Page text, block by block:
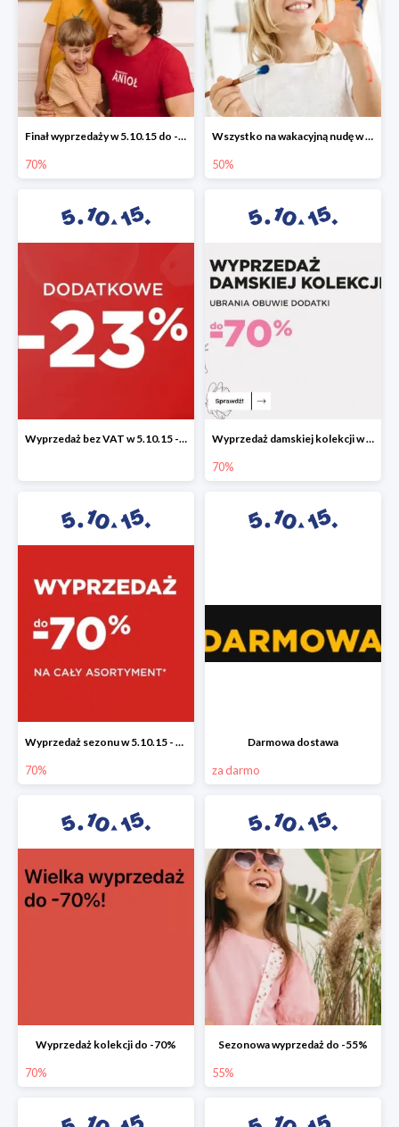
Finał wyprzedaży w 5.10.15 do -70%
70%
Wszystko na wakacyjną nudę w 5.10.15 - gry i zabawki do -50%
50%
Wyprzedaż bez VAT w 5.10.15 - dodatkowe -23% rabatu Wyprzedaż damskiej kolekcji w 5.10.15 - ubrania, obuwie i dodatki do -70%
70%
Wyprzedaż sezonu w 5.10.15 - cały asortyment -70%
70%
Darmowa dostawa
za darmo
Wyprzedaż kolekcji do -70%
70%
Sezonowa wyprzedaż do -55%
55%